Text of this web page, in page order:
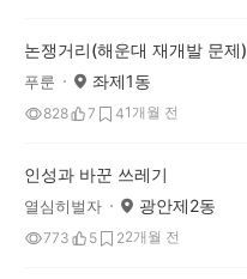
논쟁거리(해운대 재개발 문제)
푸룬 좌제1동
828 7 41개월 전
인성과 바꾼 쓰레기
열심히벌자 광안제2동
773 5 22개월 전